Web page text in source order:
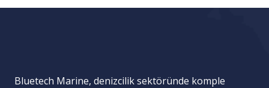
Bluetech Marine, denizcilik sektöründe komple